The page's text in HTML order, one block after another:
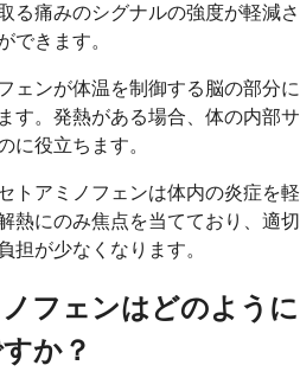
る痛みのシグナルの強度が軽減さ
できます。
ェンが体温を制御する脳の部分に
す。発熱がある場合、体の内部サ
に役立ちます。
トアミノフェンは体内の炎症を軽
熱にのみ焦点を当てており、適切
担が少なくなります。
フェンはどのように
か？